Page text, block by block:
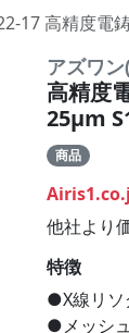
17 高精度電
アズワ
高精度
25μm
商品
他社より
特徴
●X線リソ
●メッシ